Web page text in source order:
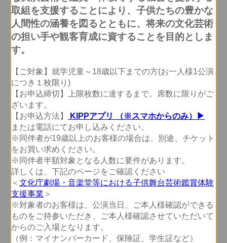
取組を支援することにより、子供たちの豊かな
人間性の涵養を図るとともに、将来の文化芸術
の担い手や観客育成に資することを目的としま
す。
【ご対象】就学児童～18歳以下までの方(お一人様1公演
につき１枚限り)
【お申込締切】上限枚数に達するまで。席数に限りがご
ざいます。
【お申込方法】
KIPPアプリ （※スマホからのみ）▶︎
または電話にてお申し込みください。
※同伴者が19歳以上のお客様の場合は、別途、チケット
をお買い求めください。
※同伴者半額対象となる人数に要件があります。
詳しくは、下記のページをご確認ください
＜ 文化庁劇場・音楽堂等における子供舞台芸術鑑賞体験
支援事業 ＞
※対象者のお客様は、公演当日、ご本人様確認ができる
ものをご持参いただき、ご本人様確認させていただいて
からのご入場となります。
（例：マイナンバーカード、保険証、学生証など）